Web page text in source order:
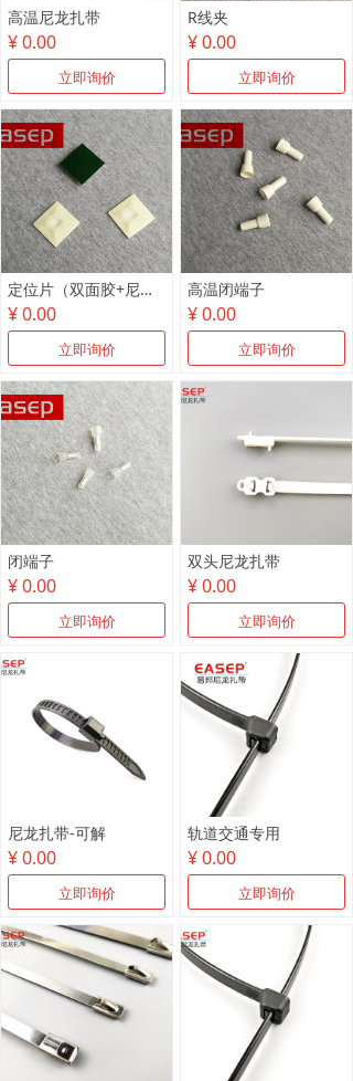
高温尼龙扎带
¥ 0.00
立即询价
R线夹
¥ 0.00
立即询价
定位片（双面胶+尼龙）
¥ 0.00
立即询价
高温闭端子
¥ 0.00
立即询价
闭端子
¥ 0.00
立即询价
双头尼龙扎带
¥ 0.00
立即询价
尼龙扎带-可解
¥ 0.00
立即询价
轨道交通专用
¥ 0.00
立即询价